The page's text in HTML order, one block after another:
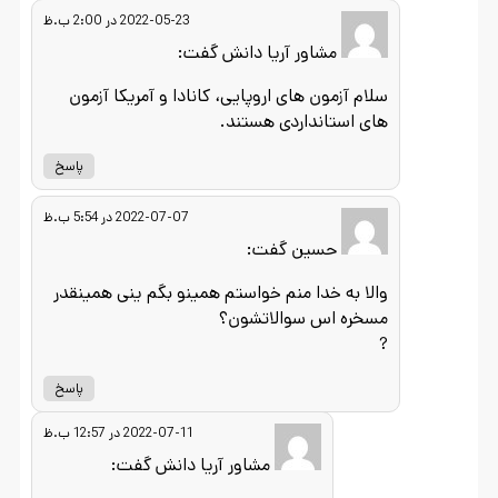
مشاور آریا دانشگفت:
2022-05-23 در 2:00 ب.ظ
سلام آزمون های اروپایی، کانادا و آمریکا آزمون
های استانداردی هستند.
پاسخ
حسین گفت:
2022-07-07 در 5:54 ب.ظ
والا به خدا منم خواستم همینو بگم ینی همینقدر
مسخره اس سوالاتشون؟
?
پاسخ
مشاور آریا دانشگفت:
2022-07-11 در 12:57 ب.ظ